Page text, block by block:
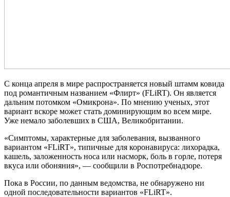
С конца апреля в мире распространяется новый штамм ковида
под романтичным названием «Флирт» (FLiRT). Он является
дальним потомком «Омикрона». По мнению ученых, этот
вариант вскоре может стать доминирующим во всем мире.
Уже немало заболевших в США, Великобритании.
«Симптомы, характерные для заболевания, вызванного
вариантом «FLiRT», типичные для коронавируса: лихорадка,
кашель, заложенность носа или насморк, боль в горле, потеря
вкуса или обоняния», — сообщили в Роспотребнадзоре.
Пока в России, по данным ведомства, не обнаружено ни
одной последовательности вариантов «FLiRT».